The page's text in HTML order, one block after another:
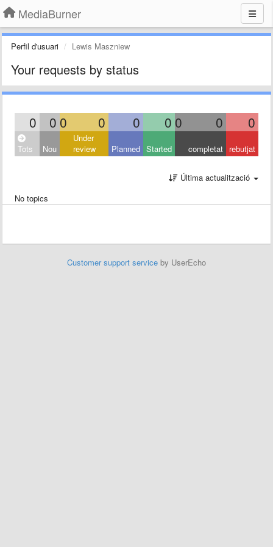
MediaBurner
Perfil d'usuari Lewis Maszniew
Your requests by status
0 0 0 0 0 0 0 0 0
Tots Nou
Under
review
Planned Started completat rebutjat
Última actualització
No topics
Customer support service by UserEcho